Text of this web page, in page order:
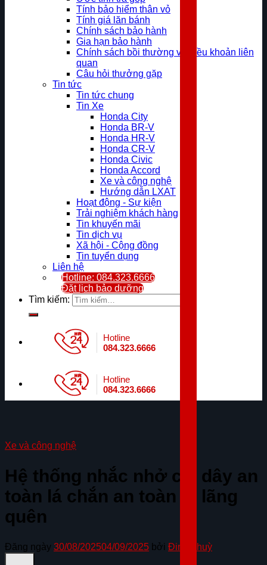
Tính bảo hiểm thân vỏ
Tính giá lăn bánh
Chính sách bảo hành
Gia hạn bảo hành
Chính sách bồi thường và điều khoản liên
quan
Câu hỏi thưởng gặp
Tin tức
Tin tức chung
Tin Xe
Honda City
Honda BR-V
Honda HR-V
Honda CR-V
Honda Civic
Honda Accord
Xe và công nghệ
Hướng dẫn LXAT
Hoạt động - Sự kiện
Trải nghiệm khách hàng
Tin khuyến mãi
Tin dịch vụ
Xã hội - Cộng đồng
Tin tuyển dụng
Liên hệ
Hotline: 084.323.6666
Đặt lịch bảo dưỡng
Tìm kiếm:
Hotline
084.323.6666
Hotline
084.323.6666
Xe và công nghệ
Hệ thống nhắc nhở cài dây an
toàn lá chắn an toàn bị lãng
quên
Đăng ngày 30/08/202504/09/2025 bởi Đinh Thuỳ